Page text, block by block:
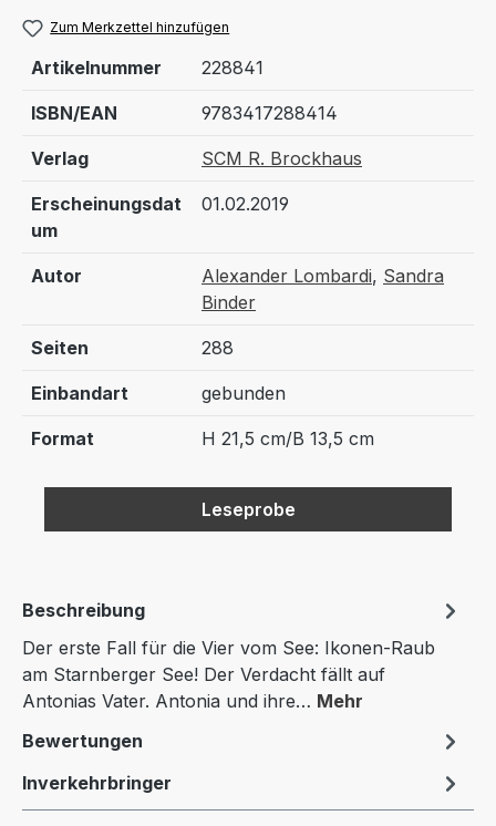
Zum Merkzettel hinzufügen
Artikelnummer 228841
ISBN/EAN 9783417288414
Verlag SCM R. Brockhaus
Erscheinungsdat
um
01.02.2019
Autor Alexander Lombardi, Sandra
Binder
Seiten 288
Einbandart gebunden
Format H 21,5 cm/B 13,5 cm
Leseprobe
Beschreibung
Der erste Fall für die Vier vom See: Ikonen-Raub
am Starnberger See! Der Verdacht fällt auf
Antonias Vater. Antonia und ihre… Mehr
Bewertungen
Inverkehrbringer